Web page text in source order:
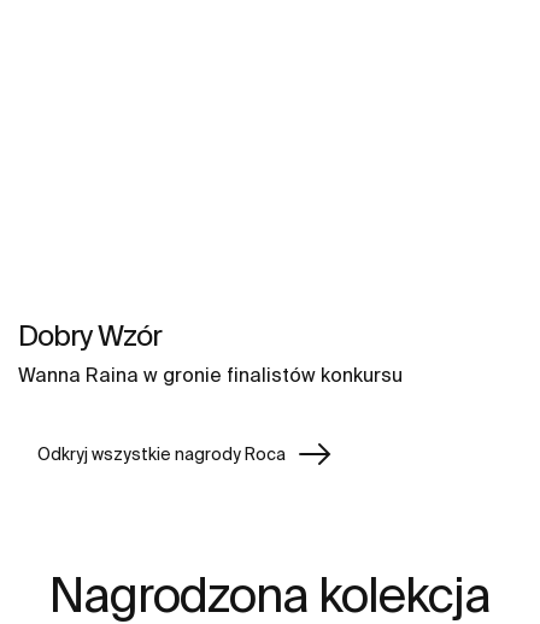
Dobry Wzór
Wanna Raina w gronie finalistów konkursu
Odkryj wszystkie nagrody Roca
Nagrodzona kolekcja